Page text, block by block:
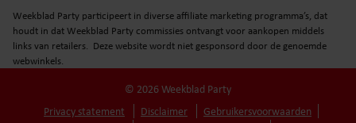
Weekblad Party participeert in diverse affiliate marketing programma’s, dat
houdt in dat Weekblad Party commissies ontvangt voor aankopen middels
links van retailers. Deze website wordt niet gesponsord door de genoemde
webwinkels.
© 2026 Weekblad Party
Privacy statement
Disclaimer
Gebruikersvoorwaarden